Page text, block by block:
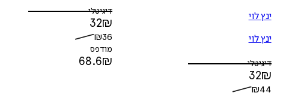
ינץ לוי
ינץ לוי
דיגיטלי
32₪
₪44
דיגיטלי
32₪
₪36
מודפס
68.6₪